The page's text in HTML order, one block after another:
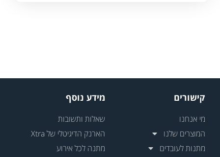
קישורים
מי אנחנו
המוצרים שלנו
מתנות לעובדים
מידע נוסף
שאלות ותשובות
הארנק הדיגיטלי של Xtra
מתנה לכל אירוע